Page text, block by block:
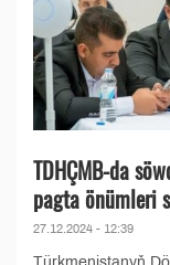
TDHÇMB-da
pagta önümleri
27.12.2024 - 12:39